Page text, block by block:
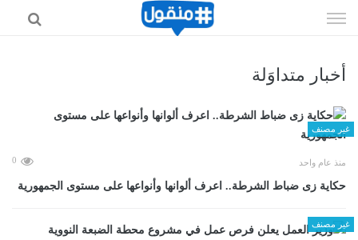
الى
أخبار متداوَلة
غير مصنف
منذ عام واحد 0
حكاية زى ضباط الشرطة.. اعرف ألوانها وأنواعها على مستوى الجمهورية
غير مصنف